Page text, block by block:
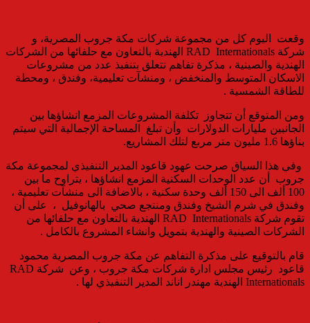
وقعت اليوم كل من مجموعة شركات مكة جروب المصرية، و
شركة RAD Internationals الهندية بالتعاون مع حلفائها من الشركات
الهندية والصينية ، مذكرة تفاهم تتعلق بتنفيذ عدد من مشروعات
الاسكان المتوسط والمنخفض ، ومنشآت تعليمية، وفندق ، ومحطة
للطاقة الشمسية .
ومن المتوقع أن تتجاوز تكلفة المشروعات المزمع انشاؤها بين
الجانبين مليارات الدولارات وأن تبلغ المساحة الإجمالية التي سيتم
بناؤها 1.6 مليون متر مربع لتلك المشاريع.
وفي هذا السياق صرحت عهود قاعود المدير التنفيذي لمجموعة مكة
جروب أن عدد الوحدات السكنية المزمع انشاؤها ، يتراوح ما بين
100 ألف الى 150 ألف وحدة سكنية ، بالاضافة الى منشآت تعليمية ،
وفندق في شرم الشيخ وفندق ومنتجع صحي بالهانوفيل ، على أن
تقوم شركة RAD Internationals الهندية بالتعاون مع حلفائها من
الشركات الصينية والهندية بتمويل وانشاء المشروع بالكامل .
قام بالتوقيع على مذكرة التفاهم عن مكة جروب المصرية محمود
قاعود رئيس مجلس ادارة شركات مكة جروب ، وعن شركةRAD
Internationals الهندية مهندر اناند المدير التنفيذي لها .